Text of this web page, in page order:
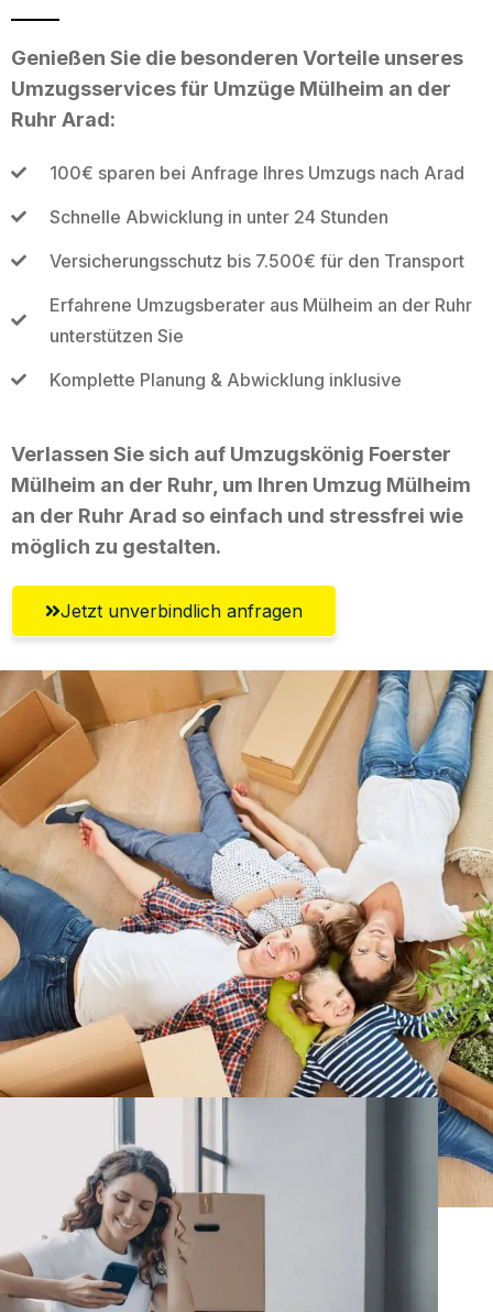
Genießen Sie die besonderen Vorteile unseres
Umzugsservices für Umzüge Mülheim an der
Ruhr Arad:
100€ sparen bei Anfrage Ihres Umzugs nach Arad
Schnelle Abwicklung in unter 24 Stunden
Versicherungsschutz bis 7.500€ für den Transport
Erfahrene Umzugsberater aus Mülheim an der Ruhr
unterstützen Sie
Komplette Planung & Abwicklung inklusive
Verlassen Sie sich auf Umzugskönig Foerster
Mülheim an der Ruhr, um Ihren Umzug Mülheim
an der Ruhr Arad so einfach und stressfrei wie
möglich zu gestalten.
Jetzt unverbindlich anfragen